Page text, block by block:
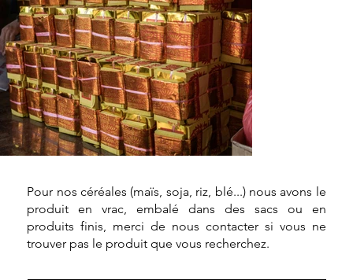
Pour nos céréales (maïs, soja, riz, blé...) nous avons le
produit en vrac, embalé dans des sacs ou en
produits finis, merci de nous contacter si vous ne
trouver pas le produit que vous recherchez.